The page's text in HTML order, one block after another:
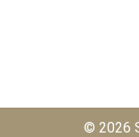
© 2026